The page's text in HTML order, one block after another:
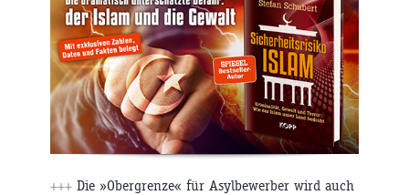
+++ Die »Obergrenze« für Asylbewerber wird auch